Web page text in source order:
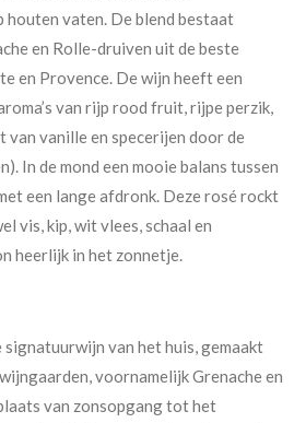
vaten. De blend bestaat
en Rolle-druiven uit de beste
en Provence. De wijn heeft een
van rijp rood fruit, rijpe perzik,
van vanille en specerijen door de
In de mond een mooie balans tussen
een lange afdronk. Deze rosé rockt
vis, kip, wit vlees, schaal en
heerlijk in het zonnetje.
signatuurwijn van het huis, gemaakt
voornamelijk Grenache en
van zonsopgang tot het